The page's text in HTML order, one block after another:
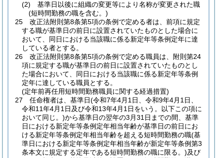
(2)
基準日以後に組織の変更等により名称が変更された職
(短時間勤務の職を含む。)
25
改正法附則第8条第5項の条例で定める者は、前項に規定
する職が基準日の前日に設置されていたものとした場合に
おいて、同日における当該職に係る新定年等条例定年に達
している者とする。
26
改正法附則第8条第5項の条例で定める職員は、附則第24
項に規定する職が基準日の前日に設置されていたものとし
た場合において、同日における当該職に係る新定年等条例
定年に達している職員とする。
(定年前再任用短時間勤務職員に関する経過措置)
27
任命権者は、基準日(令和7年4月1日、令和9年4月1日、
令和11年4月1日及び令和13年4月1日をいう。以下この項に
おいて同じ。)から基準日の翌年の3月31日までの間、基準
日における新定年等条例定年相当年齢が基準日の前日にお
ける新定年等条例定年相当年齢を超える短時間勤務の職(基
準日における新定年等条例定年相当年齢が新定年等条例第3
条本文に規定する定年である短時間勤務の職に限る。)及び